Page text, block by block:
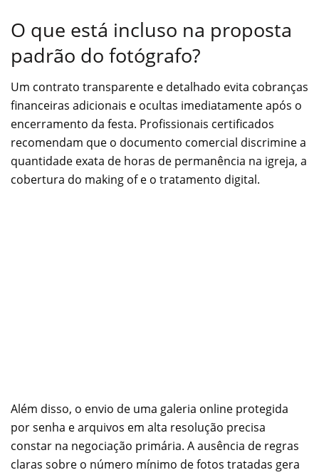
O que está incluso na proposta
padrão do fotógrafo?
Um contrato transparente e detalhado evita cobranças
financeiras adicionais e ocultas imediatamente após o
encerramento da festa. Profissionais certificados
recomendam que o documento comercial discrimine a
quantidade exata de horas de permanência na igreja, a
cobertura do making of e o tratamento digital.
Além disso, o envio de uma galeria online protegida
por senha e arquivos em alta resolução precisa
constar na negociação primária. A ausência de regras
claras sobre o número mínimo de fotos tratadas gera